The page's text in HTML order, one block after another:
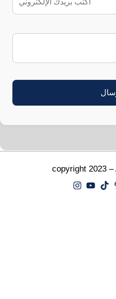
copyright 2023